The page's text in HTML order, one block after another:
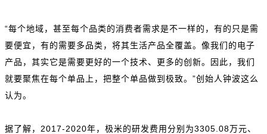
“每个地域，甚至每个品类的消费者需求是不一样的，有的只是需
要便宜，有的需要多品类，将其生活产品全覆盖。像我们的电子
产品，其实它是需要更好的一个技术、更多的创新。因此，我们
就要聚焦在每个单品上，把整个单品做到极致。”创始人钟波这么
认为。
据了解，2017-2020年，极米的研发费用分别为3305.08万元、